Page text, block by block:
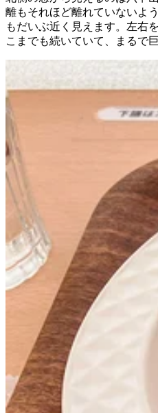
離もそれほど離れていないよ
もだいぶ近く見えます。左右
こまでも続いていて、まるで